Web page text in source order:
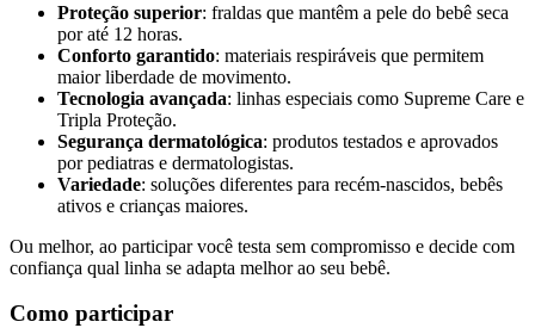
Proteção superior: fraldas que mantêm a pele do bebê seca
por até 12 horas.
Conforto garantido: materiais respiráveis que permitem
maior liberdade de movimento.
Tecnologia avançada: linhas especiais como Supreme Care e
Tripla Proteção.
Segurança dermatológica: produtos testados e aprovados
por pediatras e dermatologistas.
Variedade: soluções diferentes para recém-nascidos, bebês
ativos e crianças maiores.
Ou melhor, ao participar você testa sem compromisso e decide com
confiança qual linha se adapta melhor ao seu bebê.
Como participar